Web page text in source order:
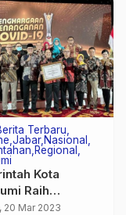
Terbaru
Jabar Nasional
Regional
Kota
Raih
Peringkat
20 Mar 2023